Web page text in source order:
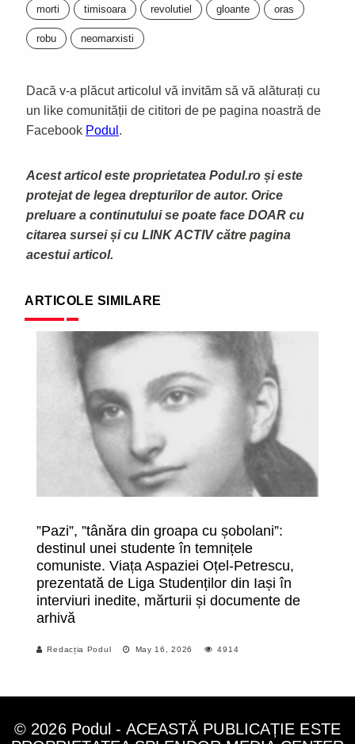
morti timisoara revolutiel gloante oras
robu neomarxisti
Dacă v-a plăcut articolul vă invităm să vă alăturați cu
un like comunității de cititori de pe pagina noastră de
Facebook Podul .
Acest articol este proprietatea Podul.ro și este
protejat de legea drepturilor de autor. Orice
preluare a continutului se poate face DOAR cu
citarea sursei și cu LINK ACTIV către pagina
acestui articol.
ARTICOLE SIMILARE
”Pazi”, ”tânăra din groapa cu șobolani”:
destinul unei studente în temnițele
comuniste. Viața Aspaziei Oțel-Petrescu,
prezentată de Liga Studenților din Iași în
interviuri inedite, mărturii și documente de
arhivă
Redacția Podul May 16, 2026 4914
© 2026 Podul - ACEASTĂ PUBLICAȚIE ESTE